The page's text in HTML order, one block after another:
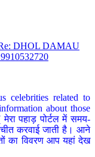
DHOL DAMAU
celebrities related to
about those
पहाड़ पोर्टल में समय-
करवाई जाती है। आने
का विवरण आप यहां देख